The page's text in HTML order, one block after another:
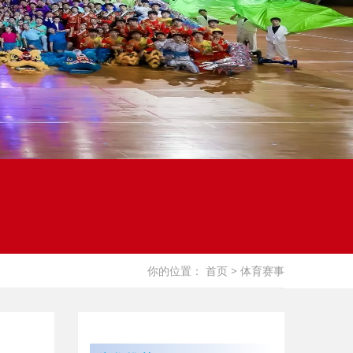
你的位置： 首页 > 体育赛事